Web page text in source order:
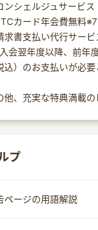
ンシェルジュサービス
カード年会費無料※7
求書支払い代行サービ
会翌年度以降、前年
込）のお支払いが必要
他、充実な特典満載の
プ
ページの用語解説